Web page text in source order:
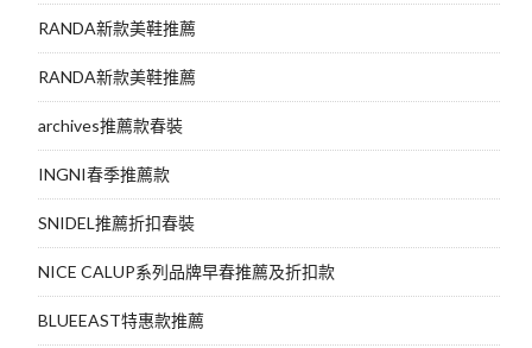
RANDA新款美鞋推薦
RANDA新款美鞋推薦
archives推薦款春裝
INGNI春季推薦款
SNIDEL推薦折扣春裝
NICE CALUP系列品牌早春推薦及折扣款
BLUEEAST特惠款推薦